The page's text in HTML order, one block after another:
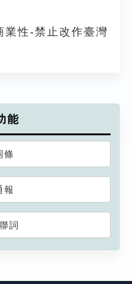
性-禁止改作臺灣
能
條
報
詞